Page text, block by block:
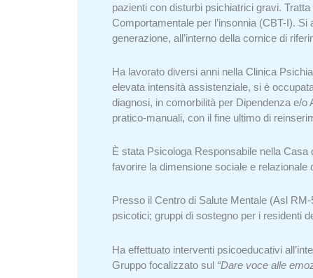
pazienti con disturbi psichiatrici gravi.
Comportamentale per l’insonnia (CBT-I).
generazione, all’interno della cornice di
Ha lavorato diversi anni nella Clinica
elevata intensità assistenziale, si è
diagnosi, in comorbilità per Dipendenza e/
pratico-manuali, con il fine ultimo di
È stata Psicologa Responsabile nella
favorire la dimensione sociale e relazionale
Presso il Centro di Salute Mentale (Asl
psicotici; gruppi di sostegno per i residenti
Ha effettuato interventi psicoeducativi
Gruppo focalizzato sul “Dare voce alle